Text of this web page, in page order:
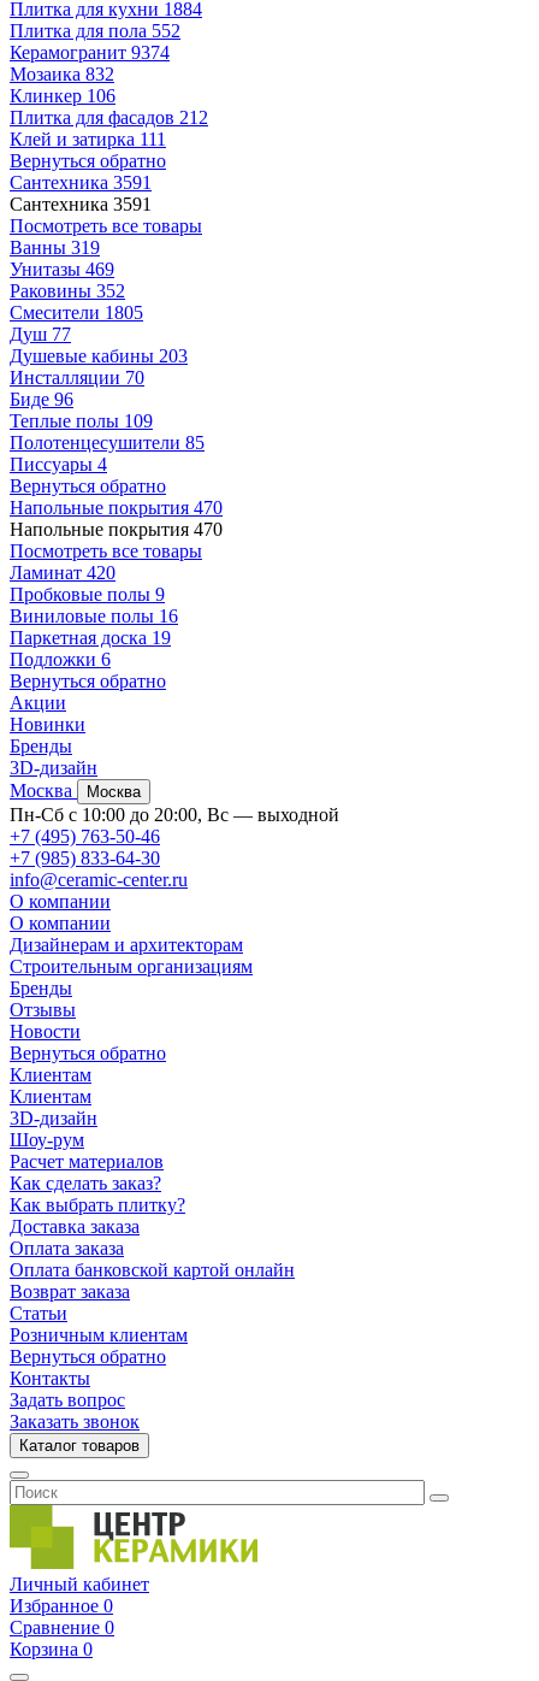
Плитка для кухни 1884
Плитка для пола 552
Керамогранит 9374
Мозаика 832
Клинкер 106
Плитка для фасадов 212
Клей и затирка 111
Вернуться обратно
Сантехника 3591
Сантехника 3591
Посмотреть все товары
Ванны 319
Унитазы 469
Раковины 352
Смесители 1805
Душ 77
Душевые кабины 203
Инсталляции 70
Биде 96
Теплые полы 109
Полотенцесушители 85
Писсуары 4
Вернуться обратно
Напольные покрытия 470
Напольные покрытия 470
Посмотреть все товары
Ламинат 420
Пробковые полы 9
Виниловые полы 16
Паркетная доска 19
Подложки 6
Вернуться обратно
Акции
Новинки
Бренды
3D-дизайн
Москва
Москва
Пн-Сб с 10:00 до 20:00, Вс — выходной
+7 (495) 763-50-46
+7 (985) 833-64-30
info@ceramic-center.ru
О компании
О компании
Дизайнерам и архитекторам
Строительным организациям
Бренды
Отзывы
Новости
Вернуться обратно
Клиентам
Клиентам
3D-дизайн
Шоу-рум
Расчет материалов
Как сделать заказ?
Как выбрать плитку?
Доставка заказа
Оплата заказа
Оплата банковской картой онлайн
Возврат заказа
Статьи
Розничным клиентам
Вернуться обратно
Контакты
Задать вопрос
Заказать звонок
Каталог товаров
Личный кабинет
Избранное 0
Сравнение 0
Корзина 0